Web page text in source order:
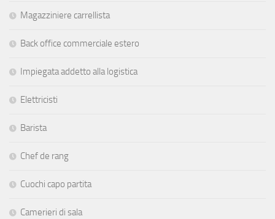
Magazziniere carrellista
Back office commerciale estero
Impiegata addetto alla logistica
Elettricisti
Barista
Chef de rang
Cuochi capo partita
Camerieri di sala